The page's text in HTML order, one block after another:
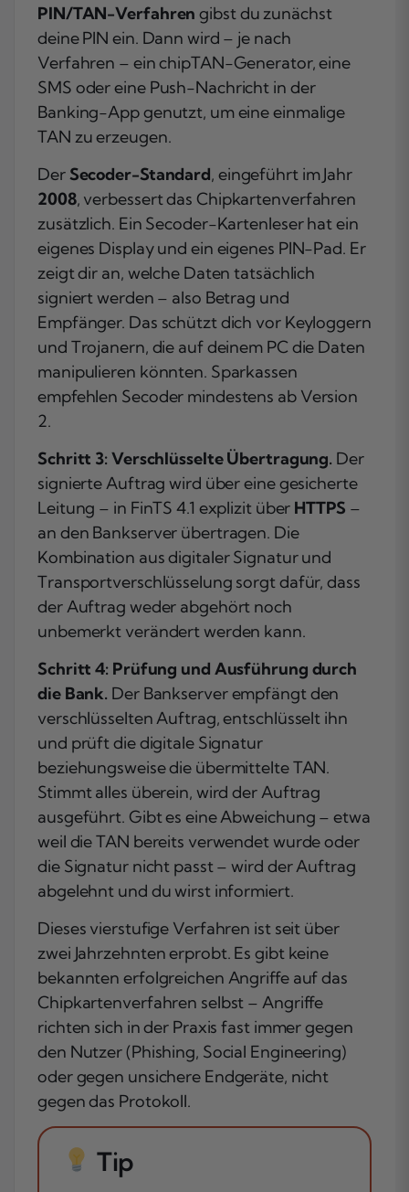
PIN/TAN-Verfahren gibst du zunächst
deine PIN ein. Dann wird – je nach
Verfahren – ein chipTAN-Generator, eine
SMS oder eine Push-Nachricht in der
Banking-App genutzt, um eine einmalige
TAN zu erzeugen.
DerSecoder-Standard, eingeführt im Jahr
2008, verbessert das Chipkartenverfahren
zusätzlich. Ein Secoder-Kartenleser hat ein
eigenes Display und ein eigenes PIN-Pad. Er
zeigt dir an, welche Daten tatsächlich
signiert werden – also Betrag und
Empfänger. Das schützt dich vor Keyloggern
und Trojanern, die auf deinem PC die Daten
manipulieren könnten. Sparkassen
empfehlen Secoder mindestens ab Version
2.
Schritt 3: Verschlüsselte Übertragung. Der
signierte Auftrag wird über eine gesicherte
Leitung – in FinTS 4.1 explizit über HTTPS –
an den Bankserver übertragen. Die
Kombination aus digitaler Signatur und
Transportverschlüsselung sorgt dafür, dass
der Auftrag weder abgehört noch
unbemerkt verändert werden kann.
Schritt 4: Prüfung und Ausführung durch
die Bank. Der Bankserver empfängt den
verschlüsselten Auftrag, entschlüsselt ihn
und prüft die digitale Signatur
beziehungsweise die übermittelte TAN.
Stimmt alles überein, wird der Auftrag
ausgeführt. Gibt es eine Abweichung – etwa
weil die TAN bereits verwendet wurde oder
die Signatur nicht passt – wird der Auftrag
abgelehnt und du wirst informiert.
Dieses vierstufige Verfahren ist seit über
zwei Jahrzehnten erprobt. Es gibt keine
bekannten erfolgreichen Angriffe auf das
Chipkartenverfahren selbst – Angriffe
richten sich in der Praxis fast immer gegen
den Nutzer (Phishing, Social Engineering)
oder gegen unsichere Endgeräte, nicht
gegen das Protokoll.
Tip